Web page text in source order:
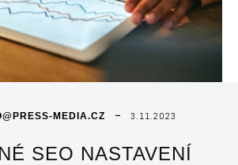
MEDIA.CZ 3.11.2023
SEO NASTAVENÍ